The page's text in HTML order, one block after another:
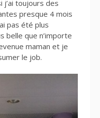
j’ai toujours des
presque 4 mois
pas été plus
belle que n’importe
maman et je
le job.